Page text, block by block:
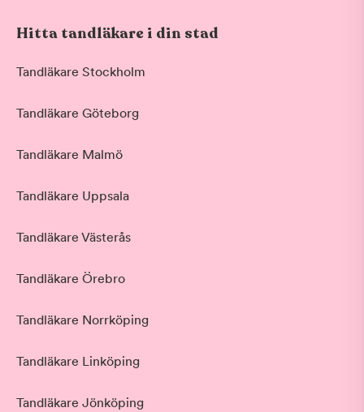
Hitta tandläkare i din stad
Tandläkare Stockholm
Tandläkare Göteborg
Tandläkare Malmö
Tandläkare Uppsala
Tandläkare Västerås
Tandläkare Örebro
Tandläkare Norrköping
Tandläkare Linköping
Tandläkare Jönköping